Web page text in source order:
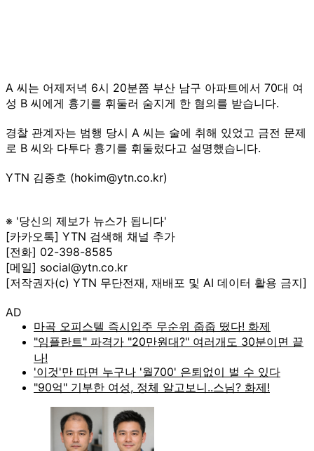
A 씨는 어제저녁 6시 20분쯤 부산 남구 아파트에서 70대 여
성 B 씨에게 흉기를 휘둘러 숨지게 한 혐의를 받습니다.
경찰 관계자는 범행 당시 A 씨는 술에 취해 있었고 금전 문제
로 B 씨와 다투다 흉기를 휘둘렀다고 설명했습니다.
YTN 김종호 (hokim@ytn.co.kr)
※ '당신의 제보가 뉴스가 됩니다'
[카카오톡] YTN 검색해 채널 추가
[전화] 02-398-8585
[메일] social@ytn.co.kr
[저작권자(c) YTN 무단전재, 재배포 및 AI 데이터 활용 금지]
AD